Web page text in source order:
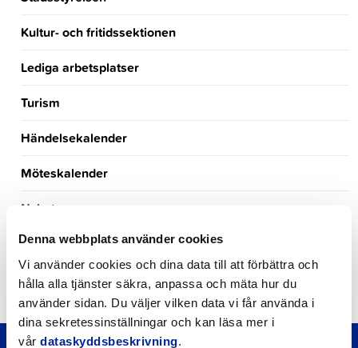
Denna webbplats använder cookies
Vi använder cookies och dina data till att förbättra och
hålla alla tjänster säkra, anpassa och mäta hur du
använder sidan. Du väljer vilken data vi får använda i
dina sekretessinställningar och kan läsa mer i
vår dataskyddsbeskrivning
Kultur- och fritidssektionen
Lediga arbetsplatser
Turism
Händelsekalender
Möteskalender
Nyheter
Kungörelser
Okategoriserade